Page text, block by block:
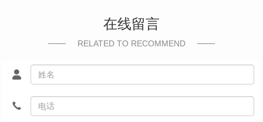
在线留言
RELATED TO RECOMMEND